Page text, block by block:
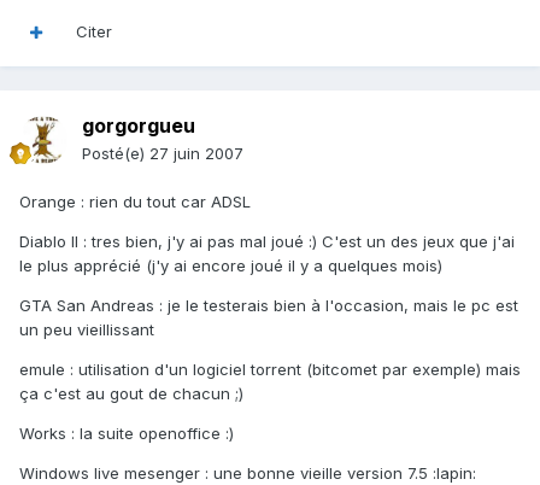
Citer
gorgorgueu
Posté(e) 27 juin 2007
Orange : rien du tout car ADSL
Diablo II : tres bien, j'y ai pas mal joué :) C'est un des jeux que j'ai
le plus apprécié (j'y ai encore joué il y a quelques mois)
GTA San Andreas : je le testerais bien à l'occasion, mais le pc est
un peu vieillissant
emule : utilisation d'un logiciel torrent (bitcomet par exemple) mais
ça c'est au gout de chacun ;)
Works : la suite openoffice :)
Windows live mesenger : une bonne vieille version 7.5 :lapin: